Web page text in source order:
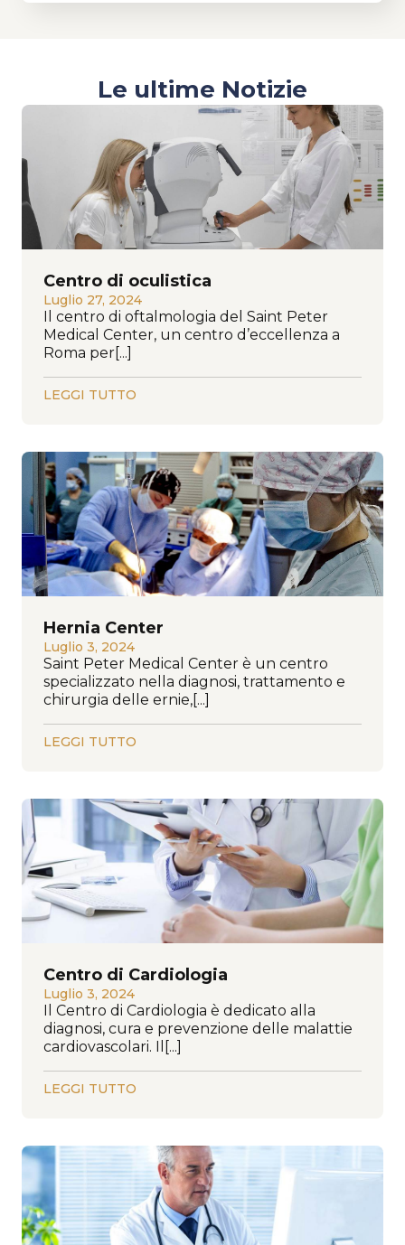
Le ultime Notizie
Centro di oculistica
Luglio 27, 2024
Il centro di oftalmologia del Saint Peter
Medical Center, un centro d’eccellenza a
Roma per[...]
LEGGI TUTTO
Hernia Center
Luglio 3, 2024
Saint Peter Medical Center è un centro
specializzato nella diagnosi, trattamento e
chirurgia delle ernie,[...]
LEGGI TUTTO
Centro di Cardiologia
Luglio 3, 2024
Il Centro di Cardiologia è dedicato alla
diagnosi, cura e prevenzione delle malattie
cardiovascolari. Il[...]
LEGGI TUTTO